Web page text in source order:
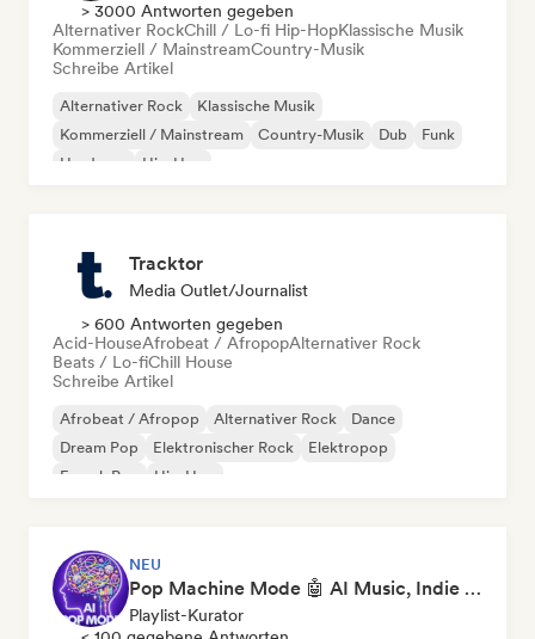
> 3000 Antworten gegeben
Alternativer RockChill / Lo-fi Hip-HopKlassische Musik
Kommerziell / MainstreamCountry-Musik
Schreibe Artikel
Alternativer Rock
Klassische Musik
Kommerziell / Mainstream
Country-Musik Dub
Funk
Hardcore
Hip-Hop
Tracktor
Media Outlet/Journalist
> 600 Antworten gegeben
Acid-HouseAfrobeat / AfropopAlternativer Rock
Beats / Lo-fiChill House
Schreibe Artikel
Afrobeat / Afropop Alternativer Rock
Dance
Dream Pop
Elektronischer Rock
Elektropop
French Pop
Hip-Hop
NEU
Pop Machine Mode 🤖 AI Music, Indie Pop & Dream Pop
Playlist-Kurator